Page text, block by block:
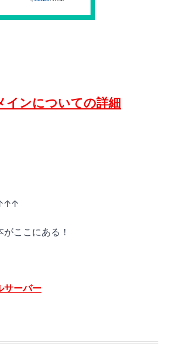
インについての詳細
ここにある！
サーバー